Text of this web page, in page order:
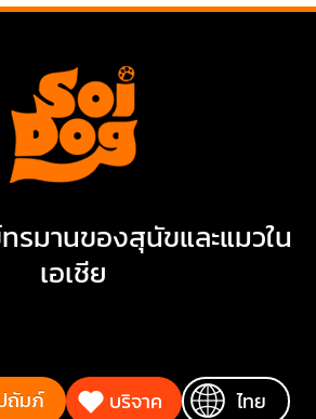
มานของสุนัขและแมวใน
เอเชีย
ถัมภ์ บริจาค ไทย